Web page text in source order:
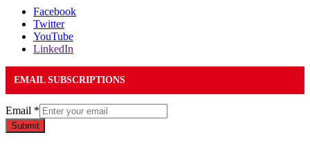
Facebook
Twitter
YouTube
LinkedIn
EMAIL SUBSCRIPTIONS
Email *
Submit